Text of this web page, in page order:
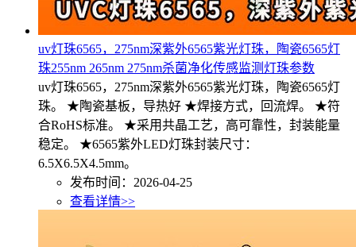
uv灯珠6565，275nm深紫外6565紫光灯珠，陶瓷6565灯
珠255nm 265nm 275nm杀菌净化传感监测灯珠参数
uv灯珠6565，275nm深紫外6565紫光灯珠，陶瓷6565灯
珠。 ★陶瓷基板，导热好 ★焊接方式，回流焊。 ★符
合RoHS标准。 ★采用共晶工艺，高可靠性，封装能量
稳定。 ★6565紫外LED灯珠封装尺寸：
6.5X6.5X4.5mm。
发布时间：2026-04-25
查看详情>>